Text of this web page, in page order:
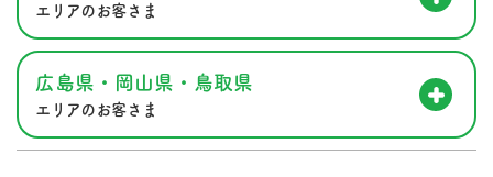
エリアのお客さま
広島県・岡山県・鳥取県
エリアのお客さま